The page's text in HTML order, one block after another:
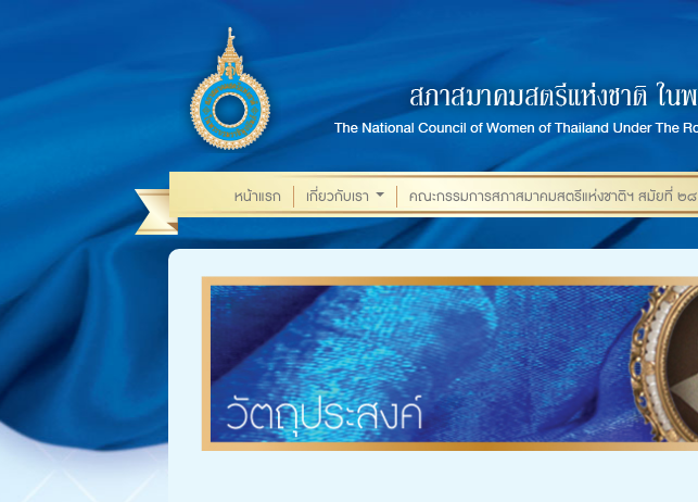
หน้าแรก เกี่ยวกับเรา
...
คณะกรรมการสภาสมาคมสตรีแห่งชาติฯ สมัยที่ ๒๘